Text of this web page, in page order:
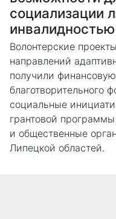
социализации
инвалидностью
Волонтерские
направлений
получили
благотворительного
социальные
грантовой
и общественные
Липецкой областей.